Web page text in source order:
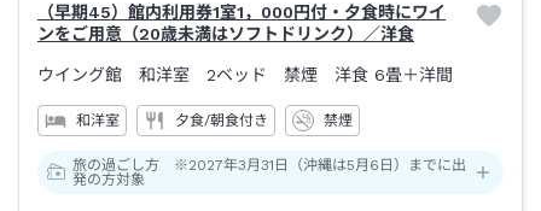
（早期45）館内利用券1室1，000円付・夕食時にワイ
ンをご用意（20歳未満はソフトドリンク）／洋食
ウイング館 和洋室 2ベッド 禁煙 洋食 6畳＋洋間
和洋室 夕食/朝食付き 禁煙
旅の過ごし方 ※2027年3月31日（沖縄は5月6日）までに出
発の方対象